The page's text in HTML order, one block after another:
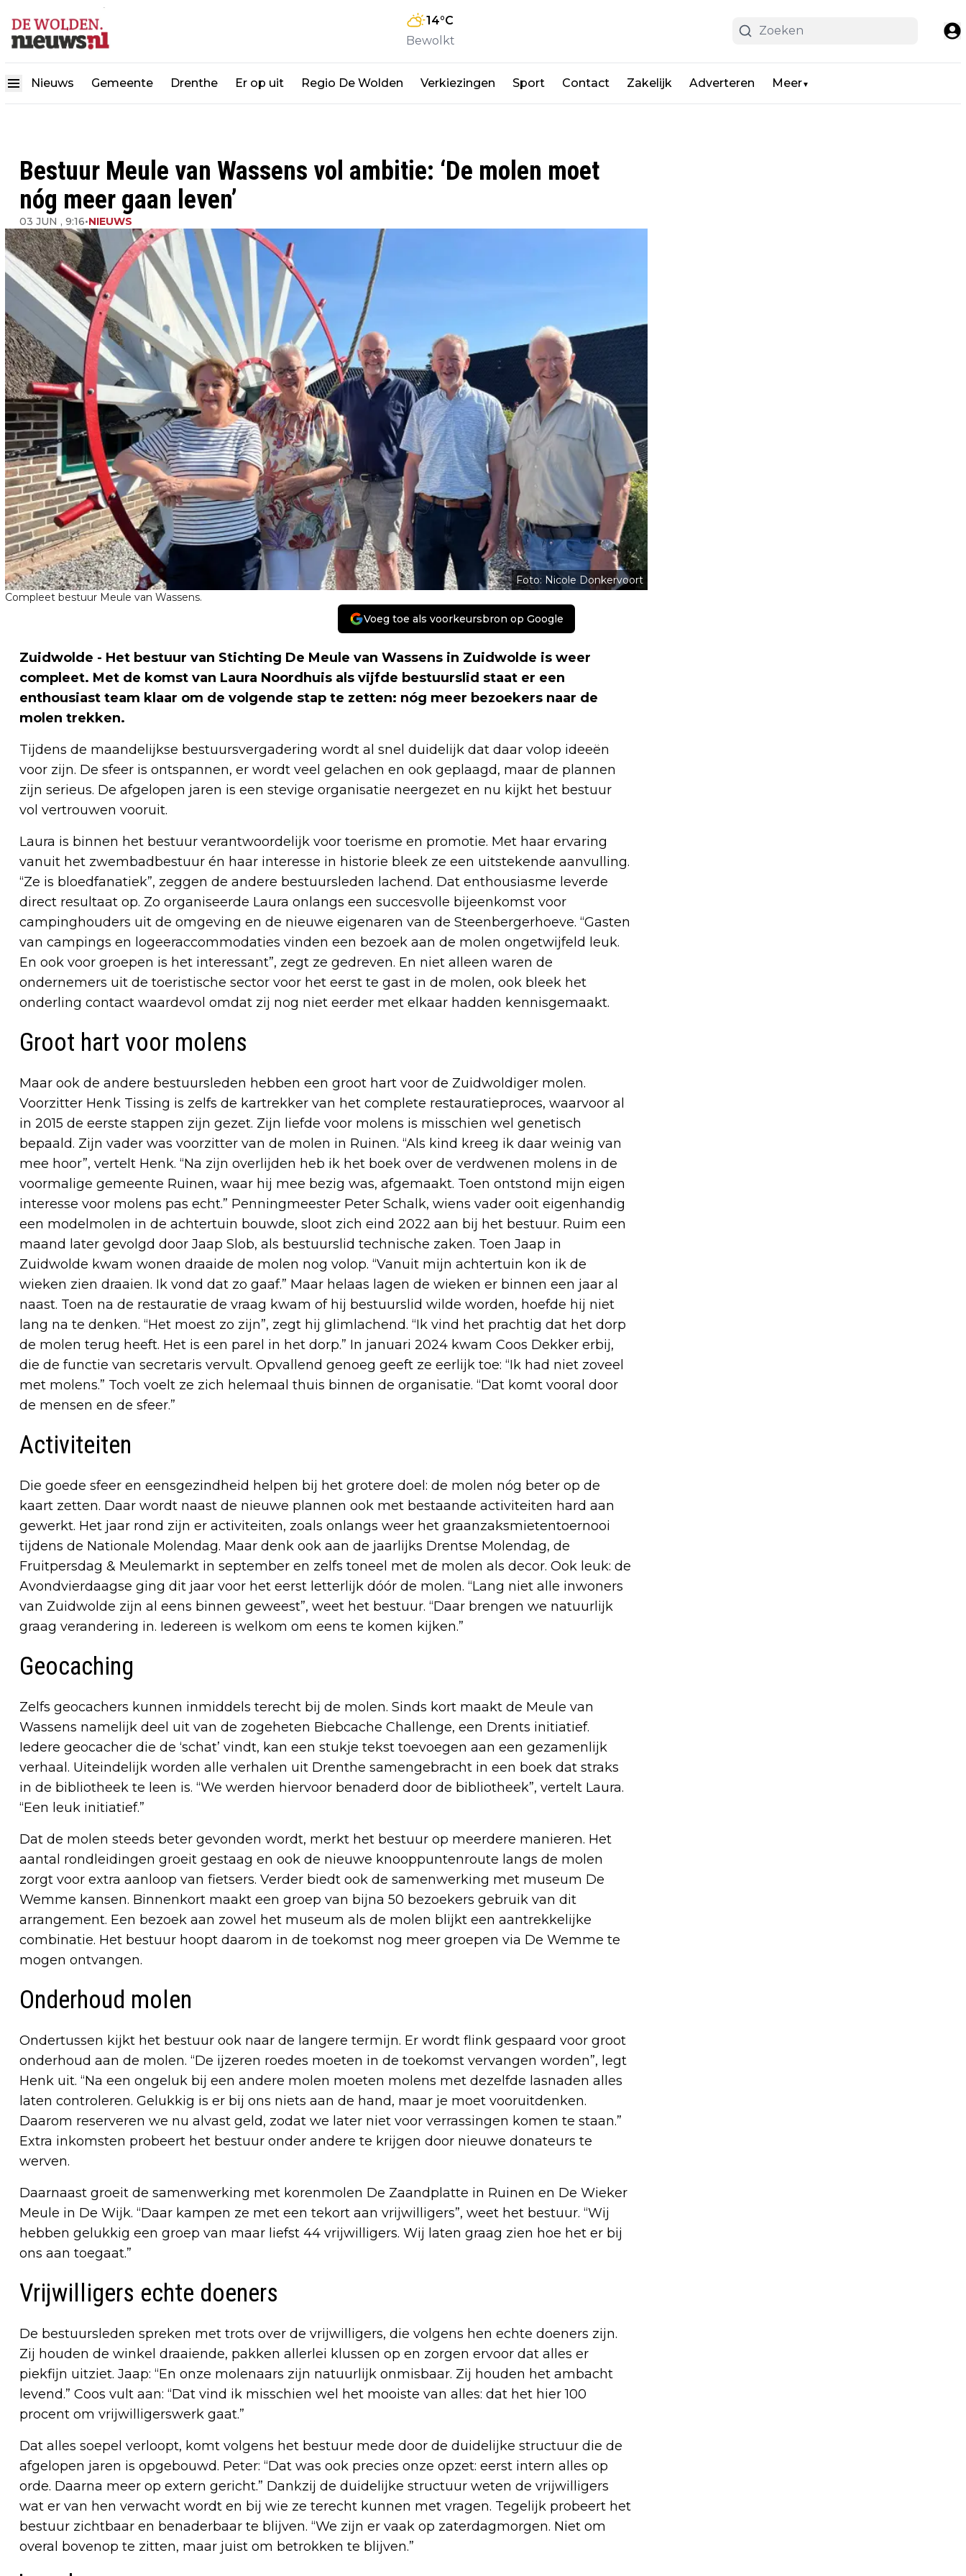
14°C
Bewolkt
Nieuws Gemeente Drenthe Er op uit Regio De Wolden Verkiezingen Sport Contact Zakelijk Adverteren Meer▼
Bestuur Meule van Wassens vol ambitie: ‘De molen moet
nóg meer gaan leven’
03 JUN , 9:16•NIEUWS
Foto: Nicole Donkervoort
Compleet bestuur Meule van Wassens.
Voeg toe als voorkeursbron op Google
Zuidwolde - Het bestuur van Stichting De Meule van Wassens in Zuidwolde is weer
compleet. Met de komst van Laura Noordhuis als vijfde bestuurslid staat er een
enthousiast team klaar om de volgende stap te zetten: nóg meer bezoekers naar de
molen trekken.
Tijdens de maandelijkse bestuursvergadering wordt al snel duidelijk dat daar volop ideeën
voor zijn. De sfeer is ontspannen, er wordt veel gelachen en ook geplaagd, maar de plannen
zijn serieus. De afgelopen jaren is een stevige organisatie neergezet en nu kijkt het bestuur
vol vertrouwen vooruit.
Laura is binnen het bestuur verantwoordelijk voor toerisme en promotie. Met haar ervaring
vanuit het zwembadbestuur én haar interesse in historie bleek ze een uitstekende aanvulling.
“Ze is bloedfanatiek”, zeggen de andere bestuursleden lachend. Dat enthousiasme leverde
direct resultaat op. Zo organiseerde Laura onlangs een succesvolle bijeenkomst voor
campinghouders uit de omgeving en de nieuwe eigenaren van de Steenbergerhoeve. “Gasten
van campings en logeeraccommodaties vinden een bezoek aan de molen ongetwijfeld leuk.
En ook voor groepen is het interessant”, zegt ze gedreven. En niet alleen waren de
ondernemers uit de toeristische sector voor het eerst te gast in de molen, ook bleek het
onderling contact waardevol omdat zij nog niet eerder met elkaar hadden kennisgemaakt.
Groot hart voor molens
Maar ook de andere bestuursleden hebben een groot hart voor de Zuidwoldiger molen.
Voorzitter Henk Tissing is zelfs de kartrekker van het complete restauratieproces, waarvoor al
in 2015 de eerste stappen zijn gezet. Zijn liefde voor molens is misschien wel genetisch
bepaald. Zijn vader was voorzitter van de molen in Ruinen. “Als kind kreeg ik daar weinig van
mee hoor”, vertelt Henk. “Na zijn overlijden heb ik het boek over de verdwenen molens in de
voormalige gemeente Ruinen, waar hij mee bezig was, afgemaakt. Toen ontstond mijn eigen
interesse voor molens pas echt.” Penningmeester Peter Schalk, wiens vader ooit eigenhandig
een modelmolen in de achtertuin bouwde, sloot zich eind 2022 aan bij het bestuur. Ruim een
maand later gevolgd door Jaap Slob, als bestuurslid technische zaken. Toen Jaap in
Zuidwolde kwam wonen draaide de molen nog volop. “Vanuit mijn achtertuin kon ik de
wieken zien draaien. Ik vond dat zo gaaf.” Maar helaas lagen de wieken er binnen een jaar al
naast. Toen na de restauratie de vraag kwam of hij bestuurslid wilde worden, hoefde hij niet
lang na te denken. “Het moest zo zijn”, zegt hij glimlachend. “Ik vind het prachtig dat het dorp
de molen terug heeft. Het is een parel in het dorp.” In januari 2024 kwam Coos Dekker erbij,
die de functie van secretaris vervult. Opvallend genoeg geeft ze eerlijk toe: “Ik had niet zoveel
met molens.” Toch voelt ze zich helemaal thuis binnen de organisatie. “Dat komt vooral door
de mensen en de sfeer.”
Activiteiten
Die goede sfeer en eensgezindheid helpen bij het grotere doel: de molen nóg beter op de
kaart zetten. Daar wordt naast de nieuwe plannen ook met bestaande activiteiten hard aan
gewerkt. Het jaar rond zijn er activiteiten, zoals onlangs weer het graanzaksmietentoernooi
tijdens de Nationale Molendag. Maar denk ook aan de jaarlijks Drentse Molendag, de
Fruitpersdag & Meulemarkt in september en zelfs toneel met de molen als decor. Ook leuk: de
Avondvierdaagse ging dit jaar voor het eerst letterlijk dóór de molen. “Lang niet alle inwoners
van Zuidwolde zijn al eens binnen geweest”, weet het bestuur. “Daar brengen we natuurlijk
graag verandering in. Iedereen is welkom om eens te komen kijken.”
Geocaching
Zelfs geocachers kunnen inmiddels terecht bij de molen. Sinds kort maakt de Meule van
Wassens namelijk deel uit van de zogeheten Biebcache Challenge, een Drents initiatief.
Iedere geocacher die de ‘schat’ vindt, kan een stukje tekst toevoegen aan een gezamenlijk
verhaal. Uiteindelijk worden alle verhalen uit Drenthe samengebracht in een boek dat straks
in de bibliotheek te leen is. “We werden hiervoor benaderd door de bibliotheek”, vertelt Laura.
“Een leuk initiatief.”
Dat de molen steeds beter gevonden wordt, merkt het bestuur op meerdere manieren. Het
aantal rondleidingen groeit gestaag en ook de nieuwe knooppuntenroute langs de molen
zorgt voor extra aanloop van fietsers. Verder biedt ook de samenwerking met museum De
Wemme kansen. Binnenkort maakt een groep van bijna 50 bezoekers gebruik van dit
arrangement. Een bezoek aan zowel het museum als de molen blijkt een aantrekkelijke
combinatie. Het bestuur hoopt daarom in de toekomst nog meer groepen via De Wemme te
mogen ontvangen.
Onderhoud molen
Ondertussen kijkt het bestuur ook naar de langere termijn. Er wordt flink gespaard voor groot
onderhoud aan de molen. “De ijzeren roedes moeten in de toekomst vervangen worden”, legt
Henk uit. “Na een ongeluk bij een andere molen moeten molens met dezelfde lasnaden alles
laten controleren. Gelukkig is er bij ons niets aan de hand, maar je moet vooruitdenken.
Daarom reserveren we nu alvast geld, zodat we later niet voor verrassingen komen te staan.”
Extra inkomsten probeert het bestuur onder andere te krijgen door nieuwe donateurs te
werven.
Daarnaast groeit de samenwerking met korenmolen De Zaandplatte in Ruinen en De Wieker
Meule in De Wijk. “Daar kampen ze met een tekort aan vrijwilligers”, weet het bestuur. “Wij
hebben gelukkig een groep van maar liefst 44 vrijwilligers. Wij laten graag zien hoe het er bij
ons aan toegaat.”
Vrijwilligers echte doeners
De bestuursleden spreken met trots over de vrijwilligers, die volgens hen echte doeners zijn.
Zij houden de winkel draaiende, pakken allerlei klussen op en zorgen ervoor dat alles er
piekfijn uitziet. Jaap: “En onze molenaars zijn natuurlijk onmisbaar. Zij houden het ambacht
levend.” Coos vult aan: “Dat vind ik misschien wel het mooiste van alles: dat het hier 100
procent om vrijwilligerswerk gaat.”
Dat alles soepel verloopt, komt volgens het bestuur mede door de duidelijke structuur die de
afgelopen jaren is opgebouwd. Peter: “Dat was ook precies onze opzet: eerst intern alles op
orde. Daarna meer op extern gericht.” Dankzij de duidelijke structuur weten de vrijwilligers
wat er van hen verwacht wordt en bij wie ze terecht kunnen met vragen. Tegelijk probeert het
bestuur zichtbaar en benaderbaar te blijven. “We zijn er vaak op zaterdagmorgen. Niet om
overal bovenop te zitten, maar juist om betrokken te blijven.”